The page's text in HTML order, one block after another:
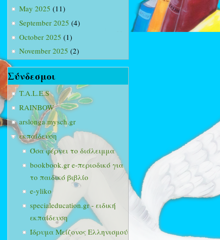
May 2025 (11)
September 2025 (4)
October 2025 (1)
November 2025 (2)
Σύνδεσμοι
T.A.L.E.S
RAINBOW
arslonga.mysch.gr
εκπαίδευση
Όσα φέρνει το διάλειμμα
bookbook.gr e-περιοδικό για
το παιδικό βιβλίο
e-yliko
specialeducation.gr - ειδική
εκπαίδευση
Ίδρυμα Μείζονος Ελληνισμού